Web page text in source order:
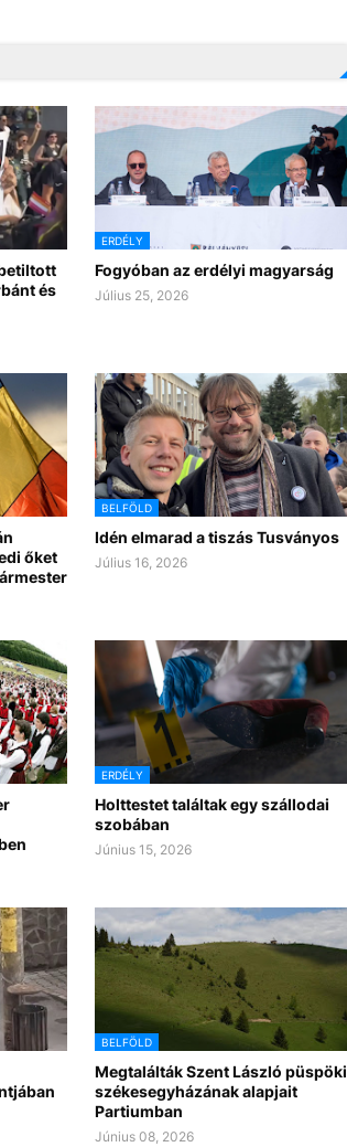
és
ERDÉLY
Fogyóban az erdélyi magyarság
Július 25, 2026
őket
BELFÖLD
Idén elmarad a tiszás Tusványos
Július 16, 2026
ERDÉLY
Holttestet találtak egy szállodai
szobában
Június 15, 2026
BELFÖLD
Megtalálták Szent László püspöki
székesegyházának alapjait
Partiumban
Június 08, 2026